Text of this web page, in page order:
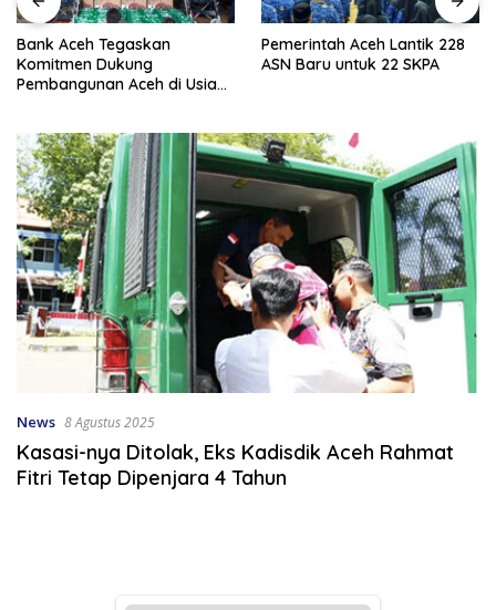
Aceh di Usia
Pemerintah Aceh Lantik 228
ASN Baru untuk 22 SKPA
Skema
Rehab
News 8 Agustus 2025
Kasasi-nya Ditolak, Eks Kadisdik Aceh Rahmat
Fitri Tetap Dipenjara 4 Tahun